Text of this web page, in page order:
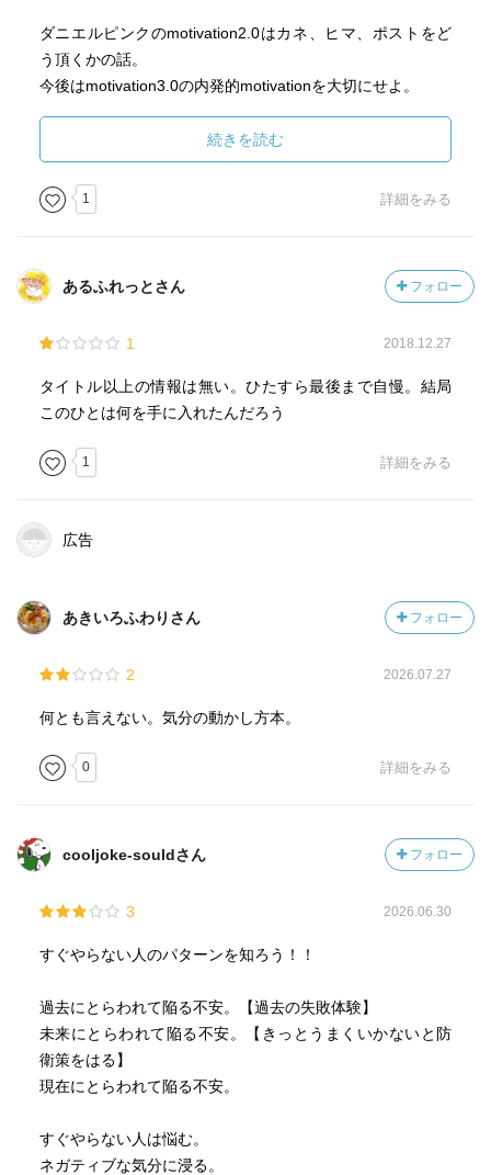
ダニエルピンクのmotivation2.0はカネ、ヒマ、ポストをど
う頂くかの話。
今後はmotivation3.0の内発的motivationを大切にせよ。
特に中高年はユングの言葉「人生の午後は個性化の過程
だ」という言葉を大切にすべし。
以上が視座の転換の話。
感情の転換の話では
感情は選べる。
表情、動作、言葉のコントロールにより感情をコントロー
視座の転換と感情の転換は結びついています。
かったです。
続きを読む
1 詳細をみる
あるふれっとさん フォロー
1 2018.12.27
タイトル以上の情報は無い。ひたすら最後まで自慢。結局
このひとは何を手に入れたんだろう
1 詳細をみる
広告
あきいろふわりさん フォロー
2 2026.07.27
何とも言えない。気分の動かし方本。
0 詳細をみる
cooljoke-souldさん フォロー
3 2026.06.30
すぐやらない人のパターンを知ろう！！
過去にとらわれて陥る不安。【過去の失敗体験】
未来にとらわれて陥る不安。【きっとうまくいかないと防
衛策をはる】
現在にとらわれて陥る不安。
すぐやらない人は悩む。
ネガティブな気分に浸る。